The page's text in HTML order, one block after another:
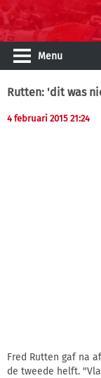
Menu
Rutten: 'dit was
4 februari 2015 21:24
Fred Rutten gaf na
de tweede helft.